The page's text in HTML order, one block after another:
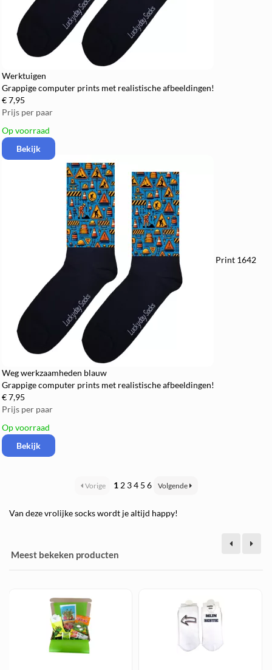
Werktuigen
Grappige computer prints met realistische afbeeldingen!
€ 7,95
Prijs per paar
Op voorraad
Bekijk
Print 1642
Weg werkzaamheden blauw
Grappige computer prints met realistische afbeeldingen!
€ 7,95
Prijs per paar
Op voorraad
Bekijk
Vorige 1 2 34 5 6 Volgende
Van deze vrolijke socks wordt je altijd happy!
Meest bekeken producten